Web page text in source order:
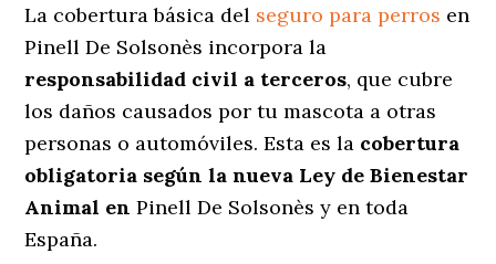
La cobertura básica del seguro para perros en
Pinell De Solsonès incorpora la
responsabilidad civil a terceros, que cubre
los daños causados por tu mascota a otras
personas o automóviles. Esta es la cobertura
obligatoria según la nueva Ley de Bienestar
Animal enPinell De Solsonès y en toda
España.